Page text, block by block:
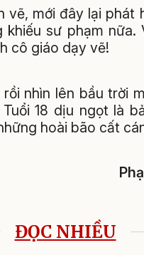
vẽ, mới đây lại phát
khiếu sư phạm nữa.
cô giáo dạy vẽ!
nhìn lên bầu trời
18 dịu ngọt là
hoài bão cất
ĐỌC NHIỀU